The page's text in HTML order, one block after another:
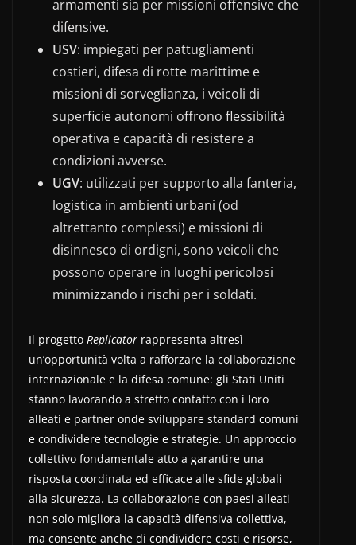
armamenti sia per missioni offensive che
difensive.
USV: impiegati per pattugliamenti
costieri, difesa di rotte marittime e
missioni di sorveglianza, i veicoli di
superficie autonomi offrono flessibilità
operativa e capacità di resistere a
condizioni avverse.
UGV: utilizzati per supporto alla fanteria,
logistica in ambienti urbani (od
altrettanto complessi) e missioni di
disinnesco di ordigni, sono veicoli che
possono operare in luoghi pericolosi
minimizzando i rischi per i soldati.
Il progetto Replicator rappresenta altresì
un’opportunità volta a rafforzare la collaborazione
internazionale e la difesa comune: gli Stati Uniti
stanno lavorando a stretto contatto con i loro
alleati e partner onde sviluppare standard comuni
e condividere tecnologie e strategie. Un approccio
collettivo fondamentale atto a garantire una
risposta coordinata ed efficace alle sfide globali
alla sicurezza. La collaborazione con paesi alleati
non solo migliora la capacità difensiva collettiva,
ma consente anche di condividere costi e risorse,